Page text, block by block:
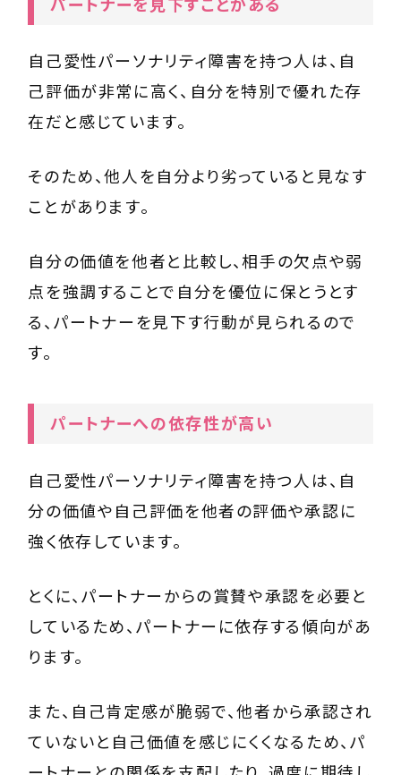
パートナーを見下すことがある
自己愛性パーソナリティ障害を持つ人は、自
己評価が非常に高く、自分を特別で優れた存
在だと感じています。
そのため、他人を自分より劣っていると見なす
ことがあります。
自分の価値を他者と比較し、相手の欠点や弱
点を強調することで自分を優位に保とうとす
る、パートナーを見下す行動が見られるので
す。
パートナーへの依存性が高い
自己愛性パーソナリティ障害を持つ人は、自
分の価値や自己評価を他者の評価や承認に
強く依存しています。
とくに、パートナーからの賞賛や承認を必要と
しているため、パートナーに依存する傾向があ
ります。
また、自己肯定感が脆弱で、他者から承認され
ていないと自己価値を感じにくくなるため、パ